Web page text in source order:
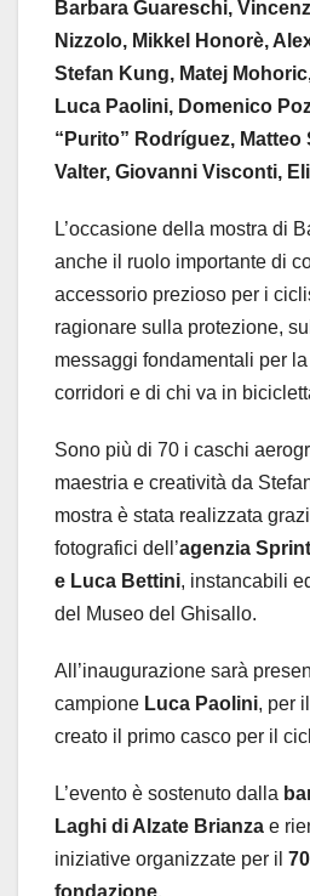
Barbara Guareschi,
Nizzolo, Mikkel Honorè,
Stefan Kung, Matej
Luca Paolini, Domenico
“Purito” Rodríguez, Matteo
Valter, Giovanni Visconti,
L’occasione della mostra di
anche il ruolo importante di
accessorio prezioso per i
ragionare sulla protezione,
messaggi fondamentali per
corridori e di chi va in
Sono più di 70 i caschi
maestria e creatività da
mostra è stata realizzata
fotografici dell’agenzia
e Luca Bettini, instancabili
del Museo del Ghisallo.
All’inaugurazione sarà
campione Luca Paolini, per
creato il primo casco per il
L’evento è sostenuto dalla
Laghi di Alzate Brianza e
iniziative organizzate per il
fondazione.